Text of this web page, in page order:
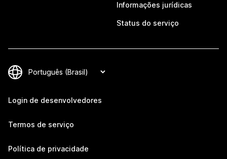
Informações jurídicas
Status do serviço
Login de desenvolvedores
Termos de serviço
Política de privacidade